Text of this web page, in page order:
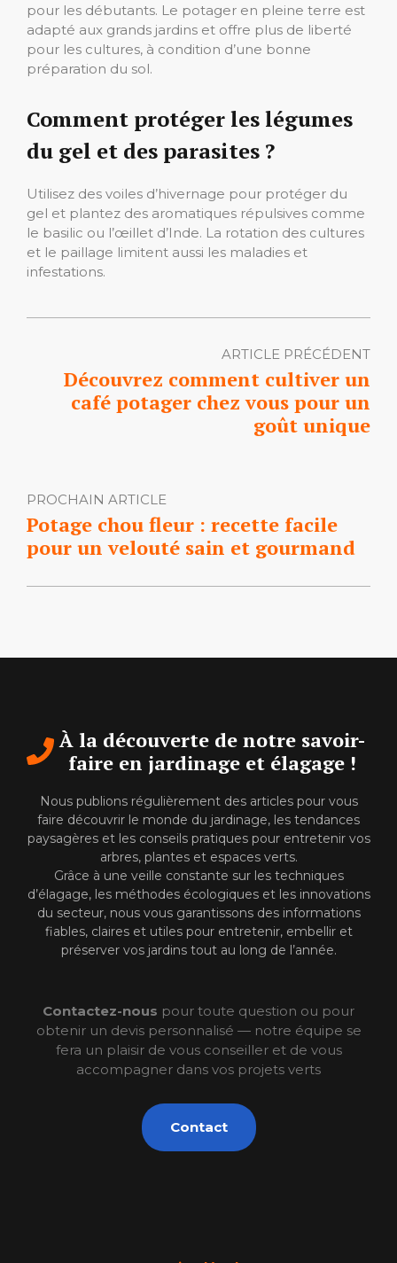
pour les débutants. Le potager en pleine terre est
adapté aux grands jardins et offre plus de liberté
pour les cultures, à condition d’une bonne
préparation du sol.
Comment protéger les légumes
du gel et des parasites ?
Utilisez des voiles d’hivernage pour protéger du
gel et plantez des aromatiques répulsives comme
le basilic ou l’œillet d’Inde. La rotation des cultures
et le paillage limitent aussi les maladies et
infestations.
ARTICLE PRÉCÉDENT
Découvrez comment cultiver un
café potager chez vous pour un
goût unique
PROCHAIN ARTICLE
Potage chou fleur : recette facile
pour un velouté sain et gourmand
À la découverte de notre savoir-
faire en jardinage et élagage !
Nous publions régulièrement des articles pour vous
faire découvrir le monde du jardinage, les tendances
paysagères et les conseils pratiques pour entretenir vos
arbres, plantes et espaces verts.
Grâce à une veille constante sur les techniques
d’élagage, les méthodes écologiques et les innovations
du secteur, nous vous garantissons des informations
fiables, claires et utiles pour entretenir, embellir et
préserver vos jardins tout au long de l’année.
Contactez-nous pour toute question ou pour
obtenir un devis personnalisé — notre équipe se
fera un plaisir de vous conseiller et de vous
accompagner dans vos projets verts
Contact